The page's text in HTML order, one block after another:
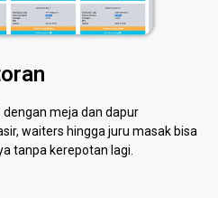
dengan meja dan dapur
waiters hingga juru masak bisa
tanpa kerepotan lagi.